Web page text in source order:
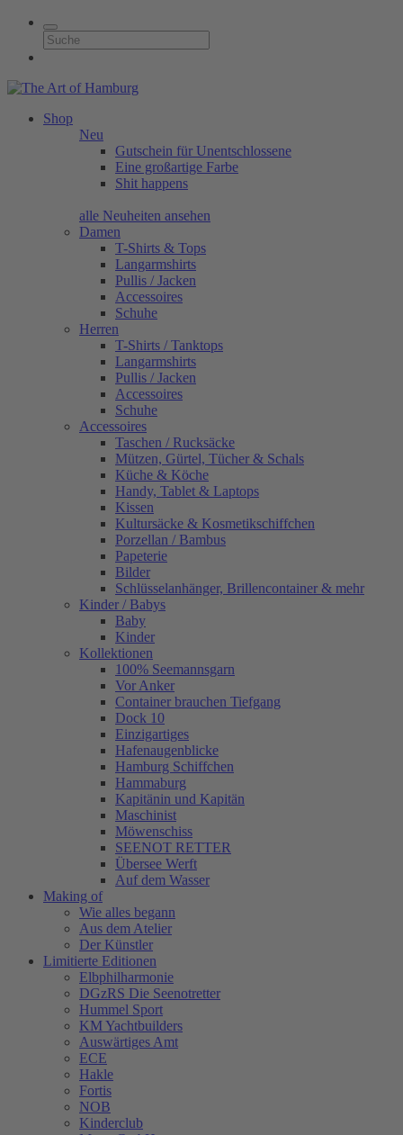
Shop
Neu
Gutschein für Unentschlossene
Eine großartige Farbe
Shit happens
alle Neuheiten ansehen
Damen
T-Shirts & Tops
Langarmshirts
Pullis / Jacken
Accessoires
Schuhe
Herren
T-Shirts / Tanktops
Langarmshirts
Pullis / Jacken
Accessoires
Schuhe
Accessoires
Taschen / Rucksäcke
Mützen, Gürtel, Tücher & Schals
Küche & Köche
Handy, Tablet & Laptops
Kissen
Kultursäcke & Kosmetikschiffchen
Porzellan / Bambus
Papeterie
Bilder
Schlüsselanhänger, Brillencontainer & mehr
Kinder / Babys
Baby
Kinder
Kollektionen
100% Seemannsgarn
Vor Anker
Container brauchen Tiefgang
Dock 10
Einzigartiges
Hafenaugen­blicke
Hamburg Schiffchen
Hammaburg
Kapitänin und Kapitän
Maschinist
Möwenschiss
SEENOT RETTER
Übersee Werft
Auf dem Wasser
Making of
Wie alles begann
Aus dem Atelier
Der Künstler
Limitierte Editionen
Elbphilharmonie
DGzRS Die Seenotretter
Hummel Sport
KM Yachtbuilders
Auswärtiges Amt
ECE
Hakle
Fortis
NOB
Kinderclub